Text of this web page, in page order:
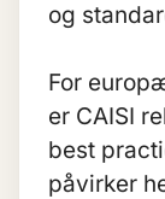
og
For
er CAISI
best
påvirker